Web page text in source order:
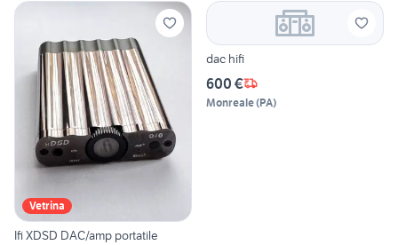
Vetrina
Ifi XDSD DAC/amp portatile
dac hifi
600 €
Monreale(PA)